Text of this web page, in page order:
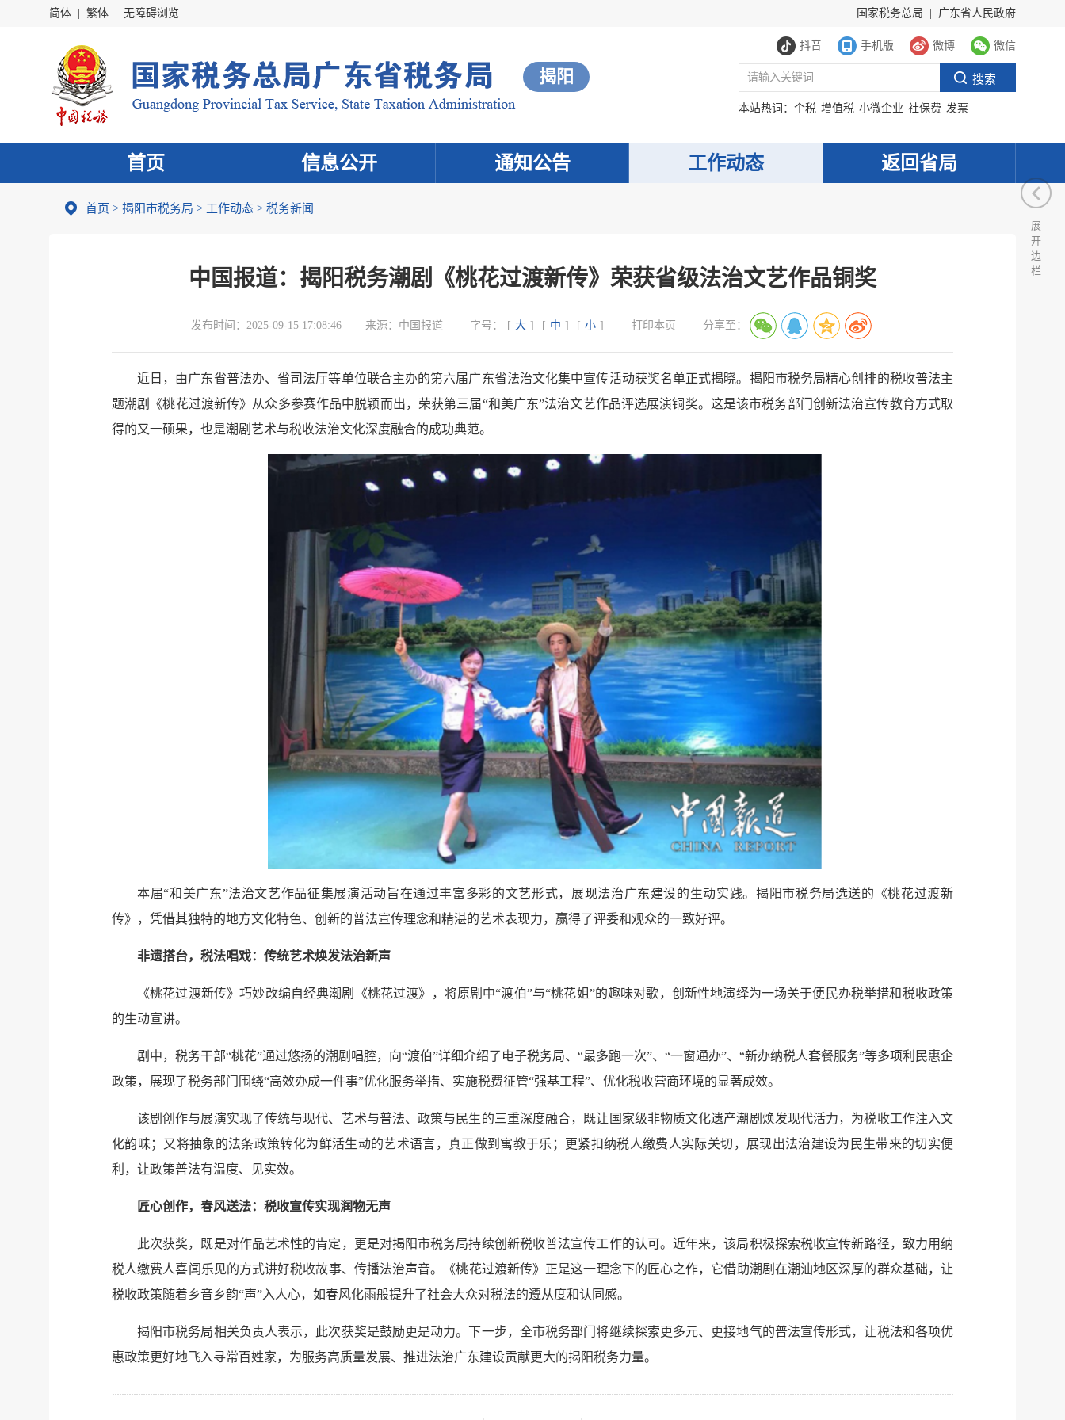
简体 繁体 无障碍浏览 国家税务总局 广东省人民政府
抖音 手机版 微博 微信
揭阳
本站热词： 个税 增值税 小微企业 社保费 发票
首页 信息公开 通知公告 工作动态 返回省局
首页 > 揭阳市税务局 > 工作动态 > 税务新闻
中国报道：揭阳税务潮剧《桃花过渡新传》荣获省级法治文艺作品铜奖
发布时间： 2025-09-15 17:08:46 来源： 中国报道 字号： [ 大 ] [ 中 ] [ 小 ] 打印本页 分享至：
近日，由广东省普法办、省司法厅等单位联合主办的第六届广东省法治文化集中宣传活动获奖名单正式揭晓。揭阳市税务局精心创排的税收普法主
题潮剧《桃花过渡新传》从众多参赛作品中脱颖而出，荣获第三届“和美广东”法治文艺作品评选展演铜奖。这是该市税务部门创新法治宣传教育方式取
得的又一硕果，也是潮剧艺术与税收法治文化深度融合的成功典范。
本届“和美广东”法治文艺作品征集展演活动旨在通过丰富多彩的文艺形式，展现法治广东建设的生动实践。揭阳市税务局选送的《桃花过渡新
传》，凭借其独特的地方文化特色、创新的普法宣传理念和精湛的艺术表现力，赢得了评委和观众的一致好评。
非遗搭台，税法唱戏：传统艺术焕发法治新声
《桃花过渡新传》巧妙改编自经典潮剧《桃花过渡》，将原剧中“渡伯”与“桃花姐”的趣味对歌，创新性地演绎为一场关于便民办税举措和税收政策
的生动宣讲。
剧中，税务干部“桃花”通过悠扬的潮剧唱腔，向“渡伯”详细介绍了电子税务局、“最多跑一次”、“一窗通办”、“新办纳税人套餐服务”等多项利民惠企
政策，展现了税务部门围绕“高效办成一件事”优化服务举措、实施税费征管“强基工程”、优化税收营商环境的显著成效。
该剧创作与展演实现了传统与现代、艺术与普法、政策与民生的三重深度融合，既让国家级非物质文化遗产潮剧焕发现代活力，为税收工作注入文
化韵味；又将抽象的法条政策转化为鲜活生动的艺术语言，真正做到寓教于乐；更紧扣纳税人缴费人实际关切，展现出法治建设为民生带来的切实便
利，让政策普法有温度、见实效。
匠心创作，春风送法：税收宣传实现润物无声
此次获奖，既是对作品艺术性的肯定，更是对揭阳市税务局持续创新税收普法宣传工作的认可。近年来，该局积极探索税收宣传新路径，致力用纳
税人缴费人喜闻乐见的方式讲好税收故事、传播法治声音。《桃花过渡新传》正是这一理念下的匠心之作，它借助潮剧在潮汕地区深厚的群众基础，让
税收政策随着乡音乡韵“声”入人心，如春风化雨般提升了社会大众对税法的遵从度和认同感。
揭阳市税务局相关负责人表示，此次获奖是鼓励更是动力。下一步，全市税务部门将继续探索更多元、更接地气的普法宣传形式，让税法和各项优
惠政策更好地飞入寻常百姓家，为服务高质量发展、推进法治广东建设贡献更大的揭阳税务力量。
展
开
边
栏